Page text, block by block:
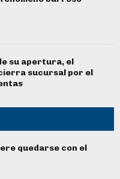
su apertura, el
sucursal por el
quedarse con el